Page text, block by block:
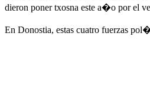
dieron poner txosna este a�o por el
En Donostia, estas cuatro fuerzas